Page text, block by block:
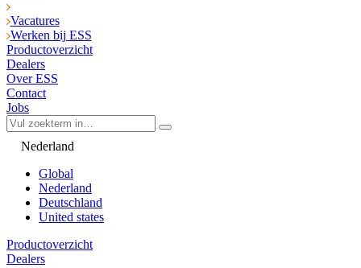
Vacatures
Werken bij ESS
Productoverzicht
Dealers
Over ESS
Contact
Jobs
Nederland
Global
Nederland
Deutschland
United states
Productoverzicht
Dealers